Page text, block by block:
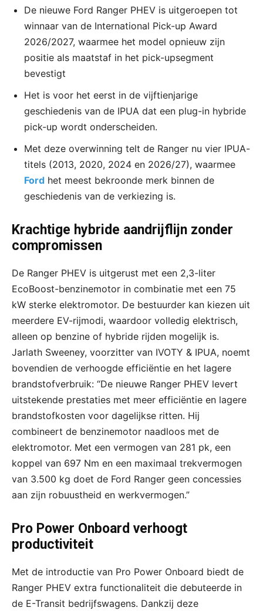
De nieuwe Ford Ranger PHEV is uitgeroepen tot
winnaar van de International Pick-up Award
2026/2027, waarmee het model opnieuw zijn
positie als maatstaf in het pick-upsegment
bevestigt
Het is voor het eerst in de vijftienjarige
geschiedenis van de IPUA dat een plug-in hybride
pick-up wordt onderscheiden.
Met deze overwinning telt de Ranger nu vier IPUA-
titels (2013, 2020, 2024 en 2026/27), waarmee
Ford het meest bekroonde merk binnen de
geschiedenis van de verkiezing is.
Krachtige hybride aandrijflijn zonder
compromissen
De Ranger PHEV is uitgerust met een 2,3-liter
EcoBoost-benzinemotor in combinatie met een 75
kW sterke elektromotor. De bestuurder kan kiezen uit
meerdere EV-rijmodi, waardoor volledig elektrisch,
alleen op benzine of hybride rijden mogelijk is.
Jarlath Sweeney, voorzitter van IVOTY & IPUA, noemt
bovendien de verhoogde efficiëntie en het lagere
brandstofverbruik: “De nieuwe Ranger PHEV levert
uitstekende prestaties met meer efficiëntie en lagere
brandstofkosten voor dagelijkse ritten. Hij
combineert de benzinemotor naadloos met de
elektromotor. Met een vermogen van 281 pk, een
koppel van 697 Nm en een maximaal trekvermogen
van 3.500 kg doet de Ford Ranger geen concessies
aan zijn robuustheid en werkvermogen.”
Pro Power Onboard verhoogt
productiviteit
Met de introductie van Pro Power Onboard biedt de
Ranger PHEV extra functionaliteit die debuteerde in
de E-Transit bedrijfswagens. Dankzij deze